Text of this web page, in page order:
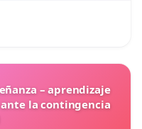
– aprendizaje
la contingencia